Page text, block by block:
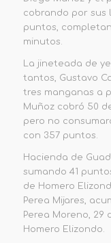
cobrando por sus
puntos,
minutos.
La jineteada de
tantos, Gustavo
tres manganas a
Muñoz cobró 50
pero no
con 357 puntos.
Hacienda de
sumando 41
de Homero
Perea Mijares,
Perea Moreno, 29
Homero Elizondo.